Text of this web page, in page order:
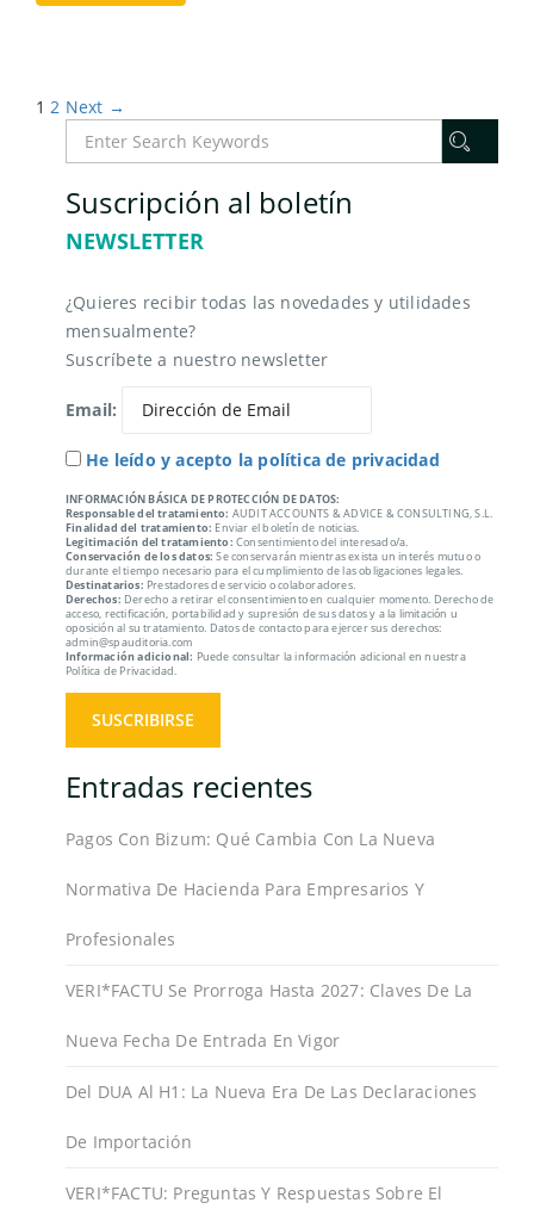
1 2 Next →
Suscripción al boletín
NEWSLETTER
¿Quieres recibir todas las novedades y utilidades
mensualmente?
Suscríbete a nuestro newsletter
Email:
He leído y acepto la política de privacidad
INFORMACIÓN BÁSICA DE PROTECCIÓN DE DATOS:
Responsable del tratamiento: AUDIT ACCOUNTS & ADVICE & CONSULTING, S.L.
Finalidad del tratamiento: Enviar el boletín de noticias.
Legitimación del tratamiento: Consentimiento del interesado/a.
Conservación de los datos: Se conservarán mientras exista un interés mutuo o
durante el tiempo necesario para el cumplimiento de las obligaciones legales.
Destinatarios: Prestadores de servicio o colaboradores.
Derechos: Derecho a retirar el consentimiento en cualquier momento. Derecho de
acceso, rectificación, portabilidad y supresión de sus datos y a la limitación u
oposición al su tratamiento. Datos de contacto para ejercer sus derechos:
admin@spauditoria.com
Información adicional: Puede consultar la información adicional en nuestra
Política de Privacidad.
Entradas recientes
Pagos Con Bizum: Qué Cambia Con La Nueva
Normativa De Hacienda Para Empresarios Y
Profesionales
VERI*FACTU Se Prorroga Hasta 2027: Claves De La
Nueva Fecha De Entrada En Vigor
Del DUA Al H1: La Nueva Era De Las Declaraciones
De Importación
VERI*FACTU: Preguntas Y Respuestas Sobre El